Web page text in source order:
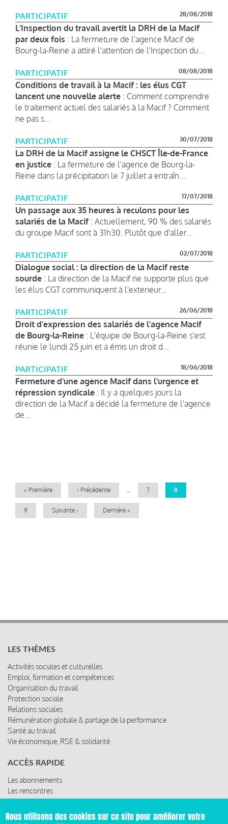
PARTICIPATIF 28/08/2018
L'Inspection du travail avertit la DRH de la Macif
par deux fois : La fermeture de l'agence Macif de
Bourg-la-Reine a attiré l'attention de l'Inspection du...
PARTICIPATIF 08/08/2018
Conditions de travail à la Macif : les élus CGT
lancent une nouvelle alerte : Comment comprendre
le traitement actuel des salariés à la Macif ? Comment
ne pas s...
PARTICIPATIF 30/07/2018
La DRH de la Macif assigne le CHSCT Île-de-France
en justice : La fermeture de l'agence de Bourg-la-
Reine dans la précipitation le 7 juillet a entraîn...
PARTICIPATIF 17/07/2018
Un passage aux 35 heures à reculons pour les
salariés de la Macif : Actuellement, 90 % des salariés
du groupe Macif sont à 31h30. Plutôt que d'aller...
PARTICIPATIF 02/07/2018
Dialogue social : la direction de la Macif reste
sourde : La direction de la Macif ne supporte plus que
les élus CGT communiquent à l'exterieur...
PARTICIPATIF 26/06/2018
Droit d'expression des salariés de l'agence Macif
de Bourg-la-Reine : L'équipe de Bourg-la-Reine s'est
réunie le lundi 25 juin et a émis un droit d...
PARTICIPATIF 18/06/2018
Fermeture d'une agence Macif dans l'urgence et
répression syndicale : Il y a quelques jours la
direction de la Macif a décidé la fermeture de l'agence
de...
Première
« Première
Page
‹ Précédente Page
7
Page
8
Page
9
Page
Suivante ›
Dernière
Dernière »
LES THÈMES
Activités sociales et culturelles
Emploi, formation et compétences
Organisation du travail
Protection sociale
Relations sociales
Rémunération globale & partage de la performance
Santé au travail
Vie économique, RSE & solidarité
ACCÈS RAPIDE
Les abonnements
Les rencontres
Les ressources
Nous utilisons des cookies sur ce site pour améliorer votre